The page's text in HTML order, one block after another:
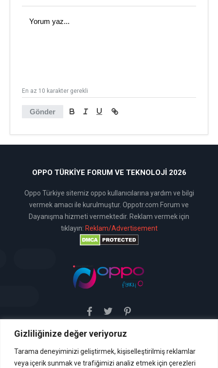
Gizliliğinize değer veriyoruz
Tarama deneyiminizi geliştirmek, kişiselleştirilmiş reklamlar
veya içerik sunmak ve trafiğimizi analiz etmek için çerezleri
Gönder
En az 10 karakter gerekli
OPPO TÜRKIYE FORUM VE TEKNOLOJI 2026
Oppo Türkiye sitemiz oppo kullanıcılarına yardım ve bilgi
vermek amacı ile kurulmuştur. Oppotr.com Forum ve
Dayanışma hizmeti vermektedir. Reklam vermek için
tıklayın: Reklam/Advertisement
Sitemiz uyar / kaldır prensibini benimsemiştir. Sitemiz,
hizmetini vermektedir. Bu yasaya göre, Site yönetimi
hukuka aykırı içerikleri kontrol etme yükümlülüğü yoktur. Bu